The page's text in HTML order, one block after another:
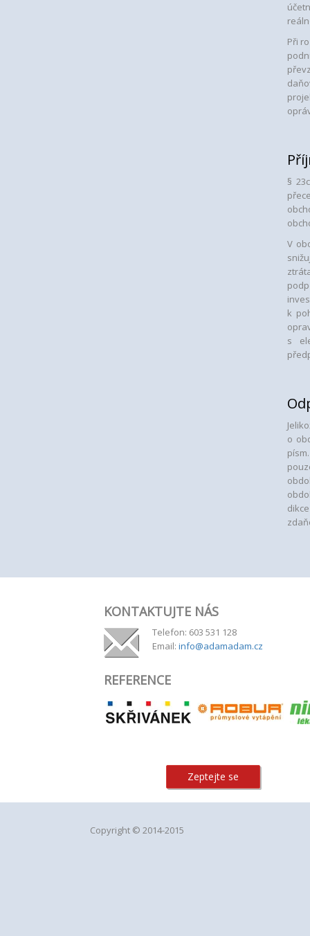
Při
§
V
k
s
o
KONTAKTUJTE NÁS
Telefon: 603 531 128
Email: info@adamadam.cz
REFERENCE
Zeptejte se
Copyright © 2014-2015